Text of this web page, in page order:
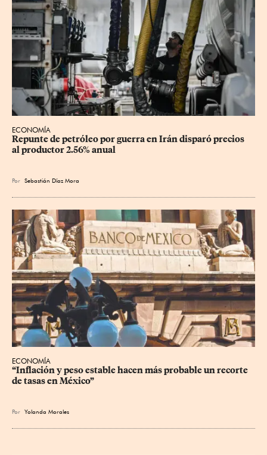
ECONOMÍA
Repunte de petróleo por guerra en Irán disparó precios
al productor 2.56% anual
Por Sebastián Díaz Mora
ECONOMÍA
“Inflación y peso estable hacen más probable un recorte
de tasas en México”
Por Yolanda Morales